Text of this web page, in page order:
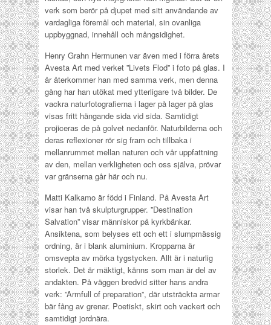
verk som berör på djupet med sitt användande av
vardagliga föremål och material, sin ovanliga
uppbyggnad, innehåll och mångsidighet.
Henry Grahn Hermunen var även med i förra årets
Avesta Art med verket ”Livets Flod” i foto på glas. I
år återkommer han med samma verk, men denna
gång har han utökat med ytterligare två bilder. De
vackra naturfotografierna i lager på lager på glas
visas fritt hängande sida vid sida. Samtidigt
projiceras de på golvet nedanför. Naturbilderna och
deras reflexioner rör sig fram och tillbaka i
mellanrummet mellan naturen och vår uppfattning
av den, mellan verkligheten och oss själva, prövar
var gränserna går här och nu.
Matti Kalkamo är född i Finland. På Avesta Art
visar han två skulpturgrupper. ”Destination
Salvation” visar människor på kyrkbänkar.
Ansiktena, som belyses ett och ett i slumpmässig
ordning, är i blank aluminium. Kropparna är
omsvepta av mörka tygstycken. Allt är i naturlig
storlek. Det är mäktigt, känns som man är del av
andakten. På väggen bredvid sitter hans andra
verk: ”Armfull of preparation”, där utsträckta armar
bär fång av grenar. Poetiskt, skirt och vackert och
samtidigt jordnära.